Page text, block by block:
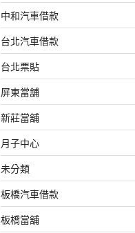
中和汽車借款
台北汽車借款
台北票貼
屏東當舖
新莊當舖
月子中心
未分類
板橋汽車借款
板橋當舖